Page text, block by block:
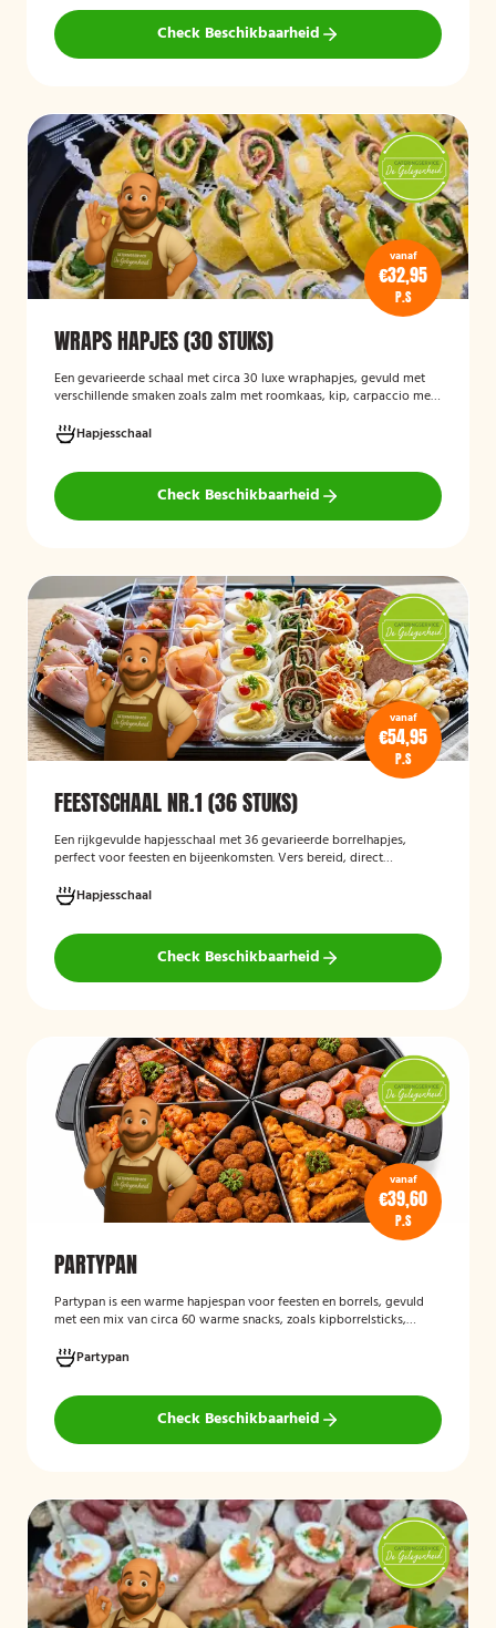
Check Beschikbaarheid
vanaf
€32,95
P.S
WRAPS HAPJES (30 STUKS)
Een gevarieerde schaal met circa 30 luxe wraphapjes, gevuld met
verschillende smaken zoals zalm met roomkaas, kip, carpaccio met
Ideaal als borrelhapje voor feestjes, recepties of zakelijke
bijeenkomsten. De wraps zijn vers bereid en aantrekkelijk
gepresenteerd op een serveerschaal.
Hapjesschaal
Check Beschikbaarheid
vanaf
€54,95
P.S
FEESTSCHAAL NR.1 (36 STUKS)
Een rijkgevulde hapjesschaal met 36 gevarieerde borrelhapjes,
perfect voor feesten en bijeenkomsten. Vers bereid, direct
Hapjesschaal
Check Beschikbaarheid
vanaf
€39,60
P.S
PARTYPAN
Partypan is een warme hapjespan voor feesten en borrels, gevuld
met een mix van circa 60 warme snacks, zoals kipborrelsticks,
geleverd en hoeft alleen nog verwarmd te worden, waardoor het
een eenvoudige en praktische cateringoplossing is voor
verjaardagen, jubilea, bedrijfsfeesten en andere bijeenkomsten.
Partypan
Check Beschikbaarheid